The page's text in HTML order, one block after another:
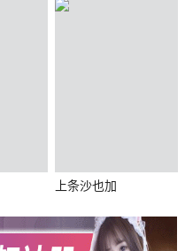
上条沙也加